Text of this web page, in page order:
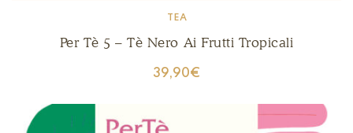
TEA
Per Tè 5 – Tè Nero Ai Frutti Tropicali
39,90€